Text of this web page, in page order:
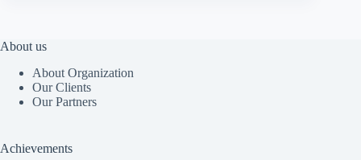
About us
About Organization
Our Clients
Our Partners
Achievements